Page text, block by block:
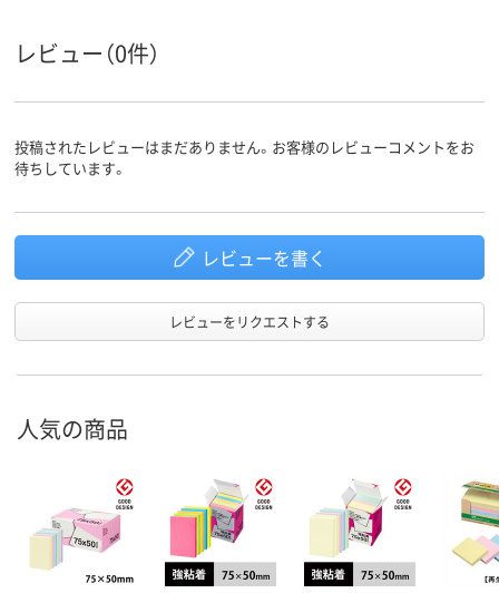
アスクル
商品環境
レビュー（0件）
投稿されたレビューはまだありません。お客様のレビューコメントをお
待ちしています。
レビューを書く
レビューをリクエストする
人気の商品